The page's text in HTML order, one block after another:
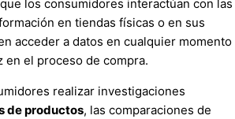
los consumidores interactúan con las
en tiendas físicas o en sus
acceder a datos en cualquier momento
en el proceso de compra.
realizar investigaciones
de productos, las comparaciones de